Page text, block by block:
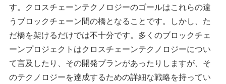
す。クロスチェーンテクノロジーのゴールはこれらの違
うブロックチェーン間の橋となることです。しかし、た
だ橋を架けるだけでは不十分です。多くのブロックチェ
ーンプロジェクトはクロスチェーンテクノロジーについ
て言及したり、その開発プランがあったりしますが、そ
のテクノロジーを達成するための詳細な戦略を持ってい